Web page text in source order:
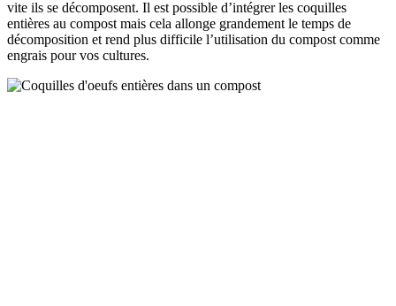
vite ils se décomposent. Il est possible d’intégrer les coquilles
entières au compost mais cela allonge grandement le temps de
décomposition et rend plus difficile l’utilisation du compost comme
engrais pour vos cultures.